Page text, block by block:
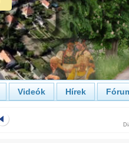
Videók Hírek